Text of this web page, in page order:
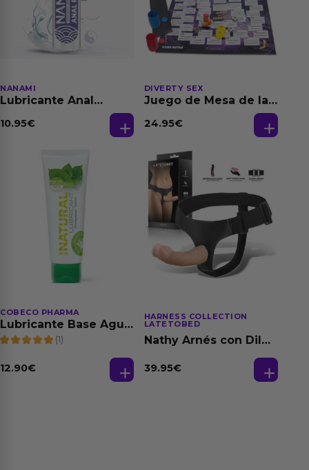
NANAMI
Lubricante Anal
Dilatación Base Agua
10.95€
DIVERTY SEX
Juego de Mesa de las
24.95€
COBECO PHARMA
Lubricante Base Agua
100% Natural 125 ml
(1)
12.90€
HARNESS COLLECTION
LATETOBED
Nathy Arnés con Dildo
39.95€